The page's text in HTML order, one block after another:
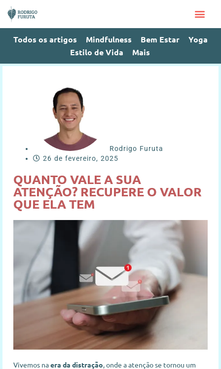
Todos os artigos Mindfulness Bem Estar
Yoga
Estilo de Vida
Mais
Rodrigo Furuta
26 de fevereiro, 2025
QUANTO VALE A SUA
ATENÇÃO? RECUPERE O VALOR
QUE ELA TEM
Vivemos naera da distração, onde a atenção se tornou um